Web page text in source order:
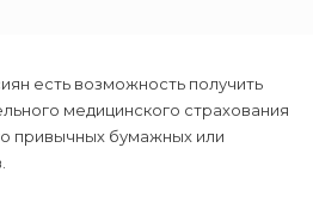
есть возможность получить
медицинского страхования
привычных бумажных или